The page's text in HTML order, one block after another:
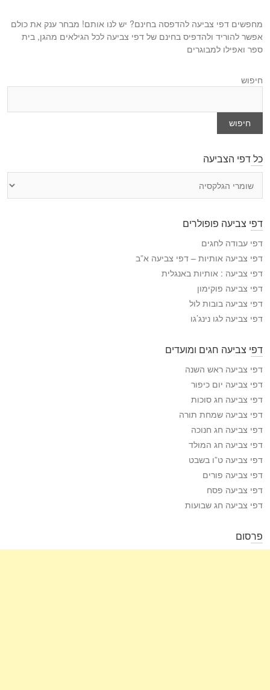
מחפשים דפי צביעה להדפסה בחינם? יש לנו אותם! מבחר ענק את כולם
אפשר להוריד ולהדפיס בחינם של דפי צביעה לכל הגילאים מהגן, בית
ספר ואפילו למבוגרים
חיפוש
חיפוש
כל דפי הצביעה
י
ה
צ
י
ע
ה
דפי צביעה פופולרים
דפי עבודה לחגים
דפי צביעה אותיות – דפי צביעה א”ב
דפי צביעה : אותיות באנגלית
דפי צביעה פוקימון
דפי צביעה בובות לול
דפי צביעה לגו נינג’גו
דפי צביעה חגים ומועדים
דפי צביעה ראש השנה
דפי צביעה יום כיפור
דפי צביעה חג סוכות
דפי צביעה שמחת תורה
דפי צביעה חג חנוכה
דפי צביעה חג המולד
דפי צביעה ט”ו בשבט
דפי צביעה פורים
דפי צביעה פסח
דפי צביעה חג שבועות
פרסום